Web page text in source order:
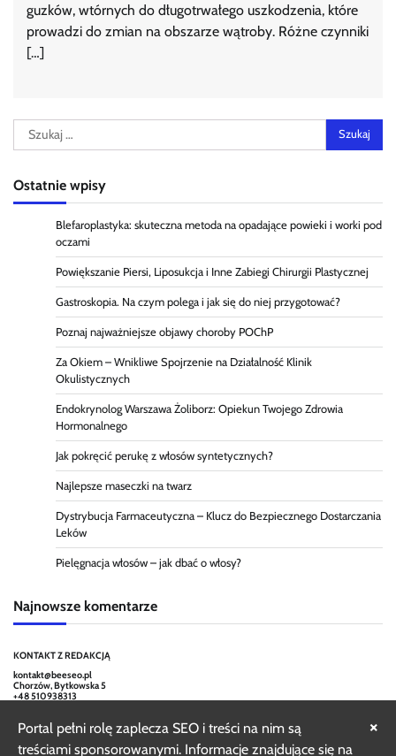
×
Portal pełni rolę zaplecza SEO i treści na nim są
treściami sponsorowanymi. Informacje znajdujące się na
guzków, wtórnych do długotrwałego uszkodzenia, które
prowadzi do zmian na obszarze wątroby. Różne czynniki
[…]
Szukaj:
Ostatnie wpisy
Blefaroplastyka: skuteczna metoda na opadające powieki i worki pod
oczami
Powiększanie Piersi, Liposukcja i Inne Zabiegi Chirurgii Plastycznej
Gastroskopia. Na czym polega i jak się do niej przygotować?
Poznaj najważniejsze objawy choroby POChP
Za Okiem – Wnikliwe Spojrzenie na Działalność Klinik
Okulistycznych
Endokrynolog Warszawa Żoliborz: Opiekun Twojego Zdrowia
Hormonalnego
Jak pokręcić perukę z włosów syntetycznych?
Najlepsze maseczki na twarz
Dystrybucja Farmaceutyczna – Klucz do Bezpiecznego Dostarczania
Leków
Pielęgnacja włosów – jak dbać o włosy?
Najnowsze komentarze
KONTAKT Z REDAKCJĄ
kontakt@beeseo.pl
Chorzów, Bytkowska 5
+48 510938313